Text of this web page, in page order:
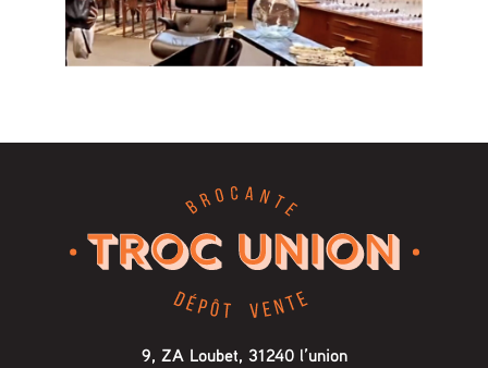
9, ZA Loubet, 31240 l’union